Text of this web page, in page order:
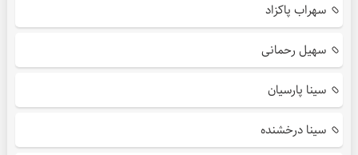
سهراب پاکزاد
سهیل رحمانی
سینا پارسیان
سینا درخشنده